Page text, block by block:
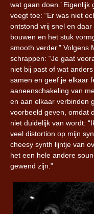
wat gaan doen.’
voegt toe: “Er was niet
ontstond vrij snel en
bouwen en het stuk
smooth verder.” Volgens
schrappen: “Je gaat
niet bij past of wat
samen en geef je elkaar
aaneenschakeling van
en aan elkaar verbinden
voorbeeld geven, omdat
niet duidelijk van wordt:
veel distortion op mijn
cheesy synth lijntje van
het een hele andere
gewend zijn.”